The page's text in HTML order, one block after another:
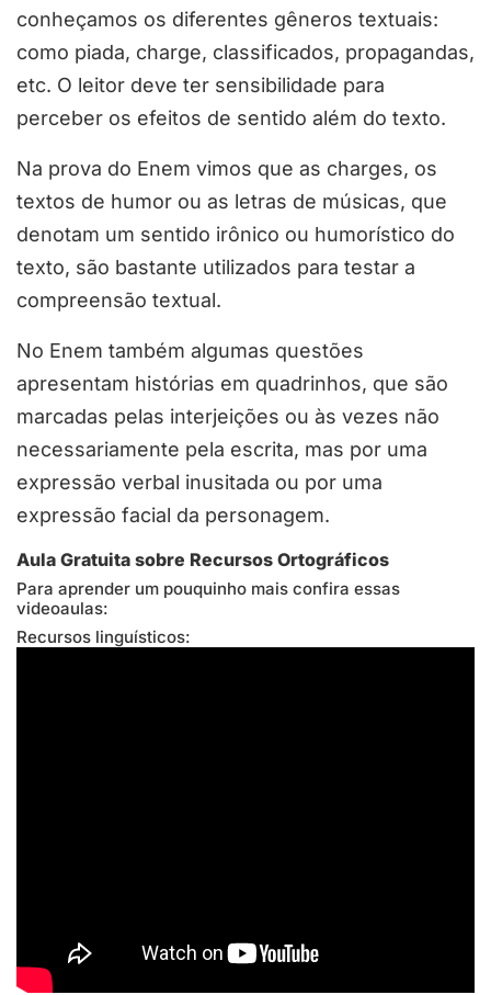
conheçamos os diferentes gêneros textuais:
como piada, charge, classificados, propagandas,
etc. O leitor deve ter sensibilidade para
perceber os efeitos de sentido além do texto.
Na prova do Enem vimos que as charges, os
textos de humor ou as letras de músicas, que
denotam um sentido irônico ou humorístico do
texto, são bastante utilizados para testar a
compreensão textual.
No Enem também algumas questões
apresentam histórias em quadrinhos, que são
marcadas pelas interjeições ou às vezes não
necessariamente pela escrita, mas por uma
expressão verbal inusitada ou por uma
expressão facial da personagem.
Aula Gratuita sobre Recursos Ortográficos
Para aprender um pouquinho mais confira essas
videoaulas:
Recursos linguísticos: